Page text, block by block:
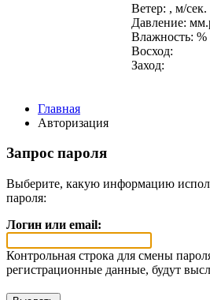
Ветер: , м/сек.
Давление:
Влажность: %
Восход:
Заход:
Главная
Авторизация
Запрос пароля
Выберите, какую информацию
пароля:
Логин или email:
Контрольная строка для смены
регистрационные данные, будут